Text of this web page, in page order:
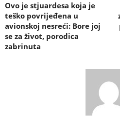
Ovo je stjuardesa koja je
teško povrijeđena u
avionskoj nesreći: Bore joj
se za život, porodica
zabrinuta